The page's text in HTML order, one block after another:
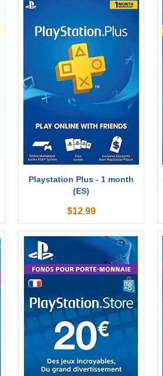
Playstation Plus - 1 month
(ES)
$12.99